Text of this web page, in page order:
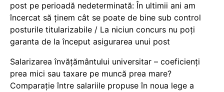
post pe perioadă nedeterminată: În ultimii ani am
încercat să ținem cât se poate de bine sub control
posturile titularizabile / La niciun concurs nu poți
garanta de la început asigurarea unui post
Salarizarea învățământului universitar – coeficienți
prea mici sau taxare pe muncă prea mare?
Comparație între salariile propuse în noua lege a